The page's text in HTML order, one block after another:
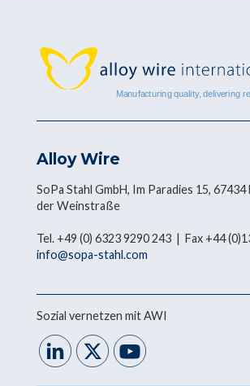
Alloy Wire
SoPa Stahl GmbH, Im Paradies 15,
der Weinstraße
Tel. +49 (0) 6323 9290 243 | Fax +44
info@sopa-stahl.com
Sozial vernetzen mit AWI